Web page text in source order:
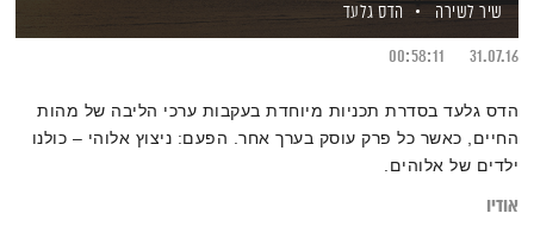
שיר לשירה
הדס גלעד
31.07.16
00:58:11
הדס גלעד בסדרת תכניות מיוחדת בעקבות ערכי הליבה של מהות
החיים, כאשר כל פרק עוסק בערך אחר. הפעם: ניצוץ אלוהי – כולנו
ילדים של אלוהים.
אודיו